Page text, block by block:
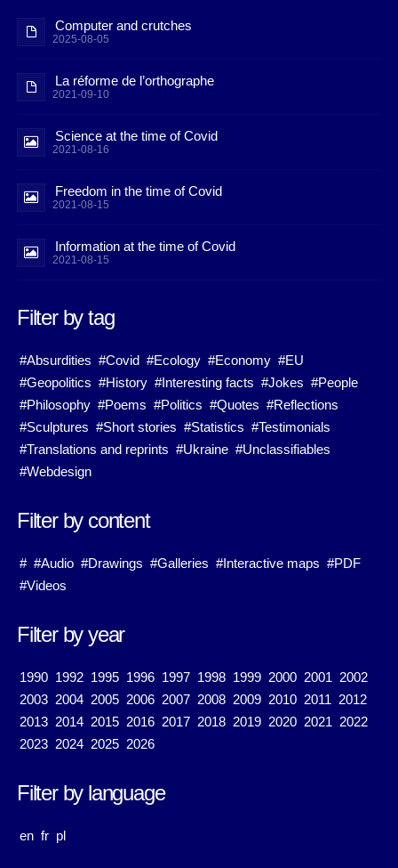
Computer and crutches
2025-08-05
La réforme de l’orthographe
2021-09-10
Science at the time of Covid
2021-08-16
Freedom in the time of Covid
2021-08-15
Information at the time of Covid
2021-08-15
Filter by tag
#Absurdities #Covid #Ecology #Economy #EU
#Geopolitics #History #Interesting facts #Jokes #People
#Philosophy #Poems #Politics #Quotes #Reflections
#Sculptures #Short stories #Statistics #Testimonials
#Translations and reprints #Ukraine #Unclassifiables
#Webdesign
Filter by content
# #Audio #Drawings #Galleries #Interactive maps #PDF
#Videos
Filter by year
1990 1992 1995 1996 1997 1998 1999 2000 2001 2002
2003 2004 2005 2006 2007 2008 2009 2010 2011 2012
2013 2014 2015 2016 2017 2018 2019 2020 2021 2022
2023 2024 2025 2026
Filter by language
en fr pl